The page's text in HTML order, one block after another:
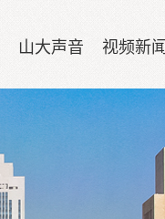
山大声音 视频新闻